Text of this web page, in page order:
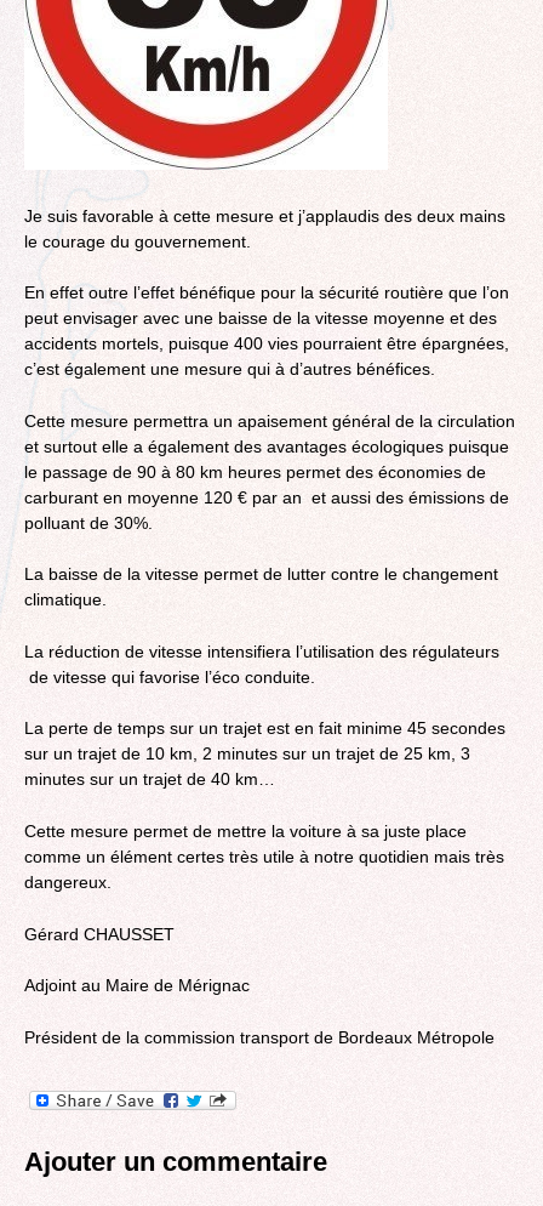
Je suis favorable à cette mesure et j’applaudis des deux mains
le courage du gouvernement.
En effet outre l’effet bénéfique pour la sécurité routière que l’on
peut envisager avec une baisse de la vitesse moyenne et des
accidents mortels, puisque 400 vies pourraient être épargnées,
c’est également une mesure qui à d’autres bénéfices.
Cette mesure permettra un apaisement général de la circulation
et surtout elle a également des avantages écologiques puisque
le passage de 90 à 80 km heures permet des économies de
carburant en moyenne 120 € par an et aussi des émissions de
polluant de 30%.
La baisse de la vitesse permet de lutter contre le changement
climatique.
La réduction de vitesse intensifiera l’utilisation des régulateurs
de vitesse qui favorise l’éco conduite.
La perte de temps sur un trajet est en fait minime 45 secondes
sur un trajet de 10 km, 2 minutes sur un trajet de 25 km, 3
minutes sur un trajet de 40 km…
Cette mesure permet de mettre la voiture à sa juste place
comme un élément certes très utile à notre quotidien mais très
dangereux.
Gérard CHAUSSET
Adjoint au Maire de Mérignac
Président de la commission transport de Bordeaux Métropole
Ajouter un commentaire